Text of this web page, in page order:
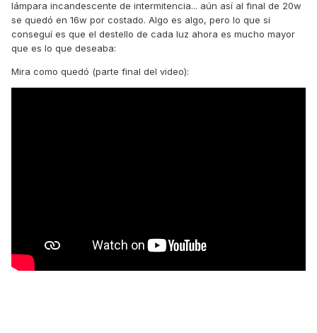
buscador donde las vayas a adquirir Amazón o AliExpress y
te saldrán a porrillo para elegir.
Pd. tienes que contar que al cambiar las luces de
intermitencia de incandescencia a bombilla led hay una
caída de consumo lo que origina que el pote de
intermitencia haga una secuencia de parpadeo muy
34906-KPCP-C00 AMPOULE BAY15D 12V P21/5W
lámpara incandescente de intermitencia... aún así al final de 20w
se quedó en 16w por costado. Algo es algo, pero lo que si
conseguí es que el destello de cada luz ahora es mucho mayor
que es lo que deseaba:
Mira como quedó (parte final del video):